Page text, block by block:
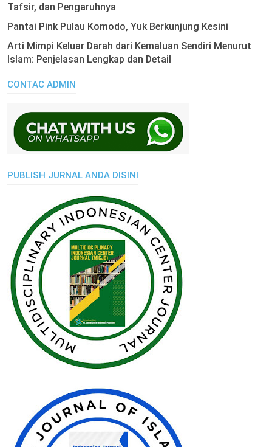
Tafsir, dan Pengaruhnya
Pantai Pink Pulau Komodo, Yuk Berkunjung Kesini
Arti Mimpi Keluar Darah dari Kemaluan Sendiri Menurut
Islam: Penjelasan Lengkap dan Detail
CONTAC ADMIN
PUBLISH JURNAL ANDA DISINI